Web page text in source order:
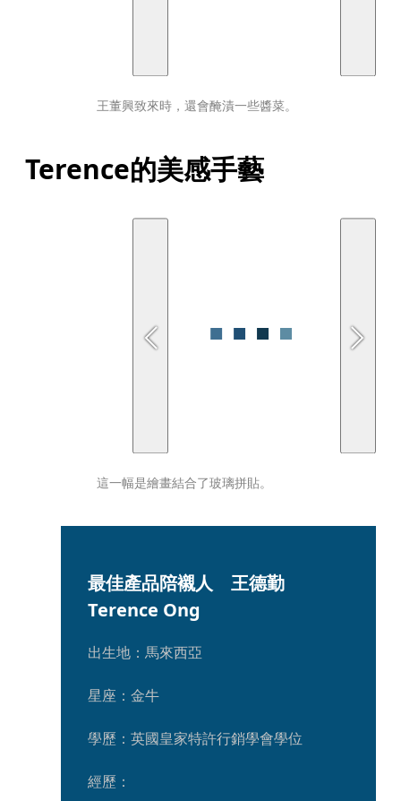
王董興致來時，還會醃漬一些醬菜。
Terence的美感手藝
這一幅是繪畫結合了玻璃拼貼。
最佳產品陪襯人　王德勤
Terence Ong
出生地：馬來西亞
星座：金牛
學歷：英國皇家特許行銷學會學位
經歷：